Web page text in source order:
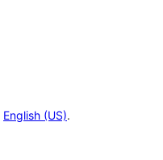
English (US).